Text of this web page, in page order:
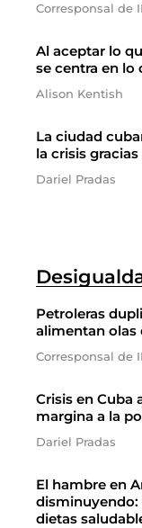
Corresponsal de
Al aceptar lo
se centra en lo
Alison Kentish
La ciudad
la crisis
Dariel Pradas
Petroleras
alimentan olas
Corresponsal de
Crisis en Cuba
margina a la
Dariel Pradas
El hambre en
disminuyendo:
dietas